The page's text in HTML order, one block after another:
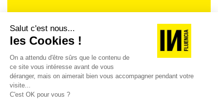
JE M'ABONNE 1 AN - 4 NUM.
JE DÉCOUVRE LES NUMÉROS PRÉCÉDENTS